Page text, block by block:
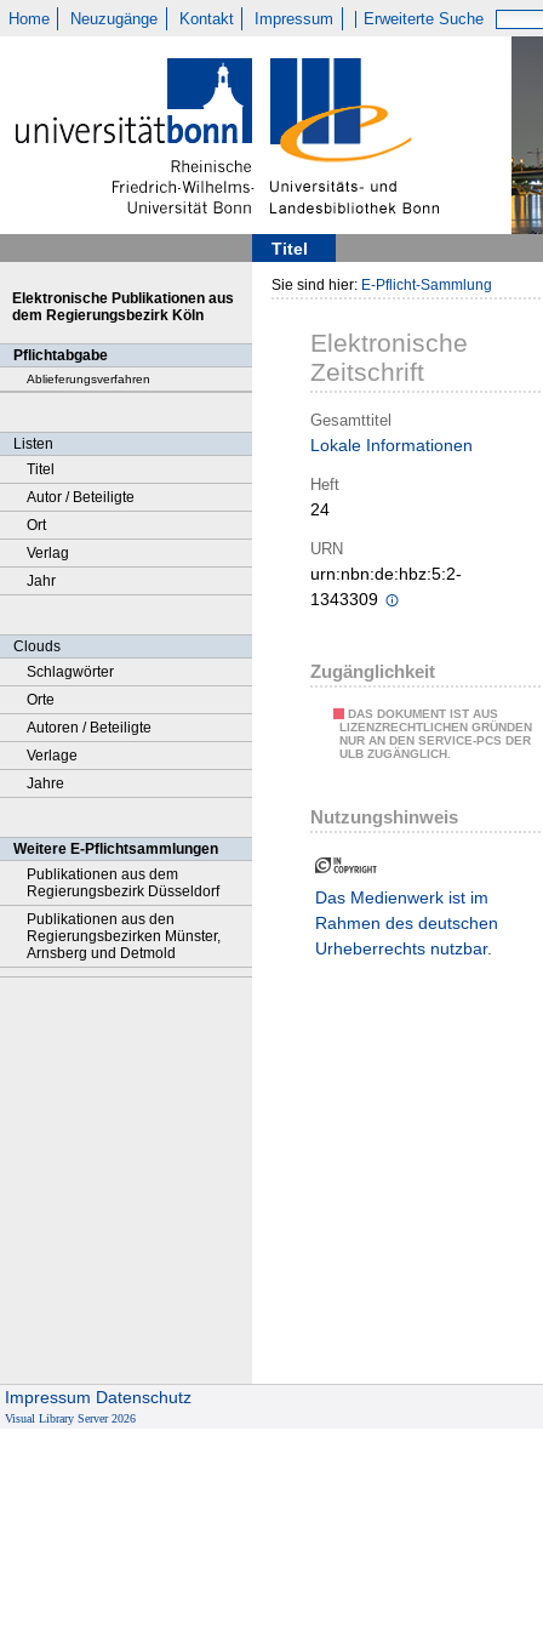
Home Neuzugänge Kontakt Impressum Erweiterte Suche
Titel
Elektronische Publikationen aus
dem Regierungsbezirk Köln
Pflichtabgabe
Ablieferungsverfahren
Listen
Titel
Autor / Beteiligte
Ort
Verlag
Jahr
Clouds
Schlagwörter
Orte
Autoren / Beteiligte
Verlage
Jahre
Weitere E-Pflichtsammlungen
Publikationen aus dem
Regierungsbezirk Düsseldorf
Publikationen aus den
Regierungsbezirken Münster,
Arnsberg und Detmold
Sie sind hier: E-Pflicht-Sammlung
Elektronische
Zeitschrift
Gesamttitel
Lokale Informationen
Heft
24
URN
urn:nbn:de:hbz:5:2-
1343309
Zugänglichkeit
DAS DOKUMENT IST AUS
LIZENZRECHTLICHEN GRÜNDEN
NUR AN DEN SERVICE-PCS DER
ULB ZUGÄNGLICH.
Nutzungshinweis
Das Medienwerk ist im
Rahmen des deutschen
Urheberrechts nutzbar.
Impressum Datenschutz
Visual Library Server 2026